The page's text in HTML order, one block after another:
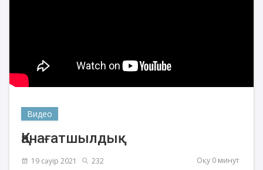
Видео
Қанағатшылдық
19 сәуір 2021 232 Оқу 0 минут